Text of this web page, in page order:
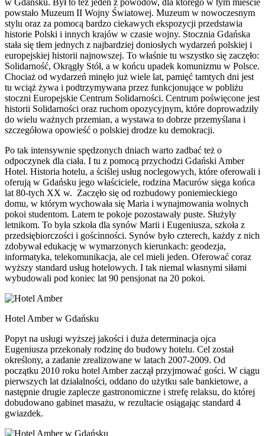
powstało Muzeum II Wojny Światowej. Muzeum w nowoczesnym
stylu oraz za pomocą bardzo ciekawych ekspozycji przedstawia
historie Polski i innych krajów w czasie wojny. Stocznia Gdańska
stała się tłem jednych z najbardziej doniosłych wydarzeń polskiej i
europejskiej historii najnowszej. To właśnie tu wszystko się zaczęło:
Solidarność, Okrągły Stół, a w końcu upadek komunizmu w Polsce.
Chociaż od wydarzeń minęło już wiele lat, pamięć tamtych dni jest
tu wciąż żywa i podtrzymywana przez funkcjonujące w pobliżu
stoczni Europejskie Centrum Solidarności. Centrum poświęcone jest
historii Solidarności oraz ruchom opozycyjnym, które doprowadziły
do wielu ważnych przemian, a wystawa to dobrze przemyślana i
szczegółowa opowieść o polskiej drodze ku demokracji.
Po tak intensywnie spędzonych dniach warto zadbać też o
odpoczynek dla ciała. I tu z pomocą przychodzi Gdański Amber
Hotel. Historia hotelu, a ściślej usług noclegowych, które oferowali i
oferują w Gdańsku jego właściciele, rodzina Macurów sięga końca
lat 80-tych XX w. Zaczęło się od rozbudowy poniemieckiego
domu, w którym wychowała się Maria i wynajmowania wolnych
pokoi studentom. Latem te pokoje pozostawały puste. Służyły
letnikom. To była szkoła dla synów Marii i Eugeniusza, szkoła z
przedsiębiorczości i gościnności. Synów było czterech, każdy z nich
zdobywał edukację w wymarzonych kierunkach: geodezja,
informatyka, telekomunikacja, ale cel mieli jeden. Oferować coraz
wyższy standard usług hotelowych. I tak niemal własnymi siłami
wybudowali pod koniec lat 90 pensjonat na 20 pokoi.
Hotel Amber w Gdańsku
Popyt na usługi wyższej jakości i duża determinacja ojca
Eugeniusza przekonały rodzinę do budowy hotelu. Cel został
określony, a zadanie zrealizowane w latach 2007-2009. Od
początku 2010 roku hotel Amber zaczął przyjmować gości. W ciągu
pierwszych lat działalności, oddano do użytku sale bankietowe, a
następnie drugie zaplecze gastronomiczne i strefę relaksu, do której
dobudowano gabinet masażu, w rezultacie osiągając standard 4
gwiazdek.